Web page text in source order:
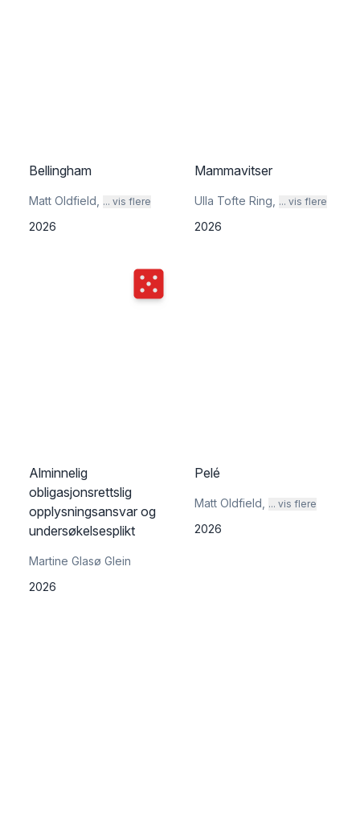
Bellingham
Matt Oldfield ... vis flere
2026
Mammavitser
Ulla Tofte Ring ... vis flere
2026
Terningkast
Alminnelig
obligasjonsrettslig
opplysningsansvar og
undersøkelsesplikt
Martine Glasø Glein
2026
Pelé
Matt Oldfield ... vis flere
2026